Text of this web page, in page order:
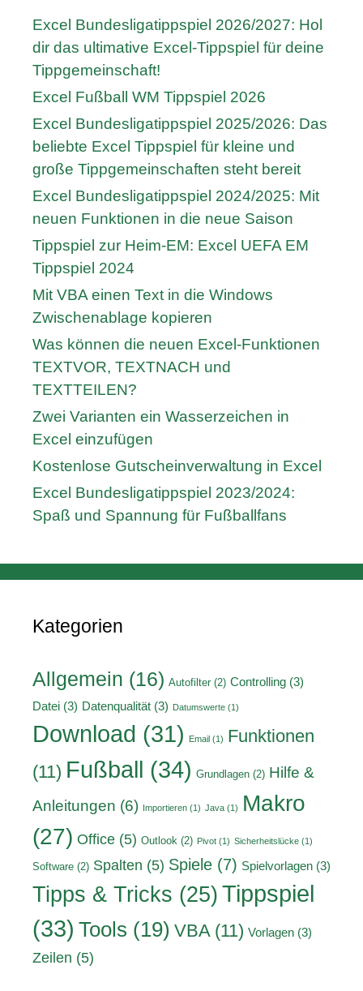
Excel Bundesligatippspiel 2026/2027: Hol
dir das ultimative Excel-Tippspiel für deine
Tippgemeinschaft!
Excel Fußball WM Tippspiel 2026
Excel Bundesligatippspiel 2025/2026: Das
beliebte Excel Tippspiel für kleine und
große Tippgemeinschaften steht bereit
Excel Bundesligatippspiel 2024/2025: Mit
neuen Funktionen in die neue Saison
Tippspiel zur Heim-EM: Excel UEFA EM
Tippspiel 2024
Mit VBA einen Text in die Windows
Zwischenablage kopieren
Was können die neuen Excel-Funktionen
TEXTVOR, TEXTNACH und
TEXTTEILEN?
Zwei Varianten ein Wasserzeichen in
Excel einzufügen
Kostenlose Gutscheinverwaltung in Excel
Excel Bundesligatippspiel 2023/2024:
Spaß und Spannung für Fußballfans
Kategorien
Allgemein (16) Autofilter (2) Controlling (3)
Datei (3) Datenqualität (3) Datumswerte (1)
Download (31) Email (1) Funktionen
(11) Fußball (34) Grundlagen (2) Hilfe &
Anleitungen (6) Importieren (1) Java (1)
Makro
(27) Office (5) Outlook (2) Pivot (1) Sicherheitslücke (1)
Software (2) Spalten (5) Spiele (7) Spielvorlagen (3)
Tipps & Tricks (25)Tippspiel
(33) Tools (19) VBA (11) Vorlagen (3)
Zeilen (5)